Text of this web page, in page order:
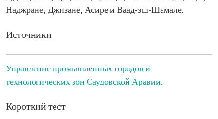
Наджране, Джизане, Асире и Ваад-эш-Шамале.
Источники
Управление промышленных городов и
технологических зон Саудовской Аравии.
Короткий тест